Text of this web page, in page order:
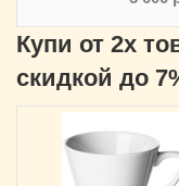
Купи от 2х
скидкой до